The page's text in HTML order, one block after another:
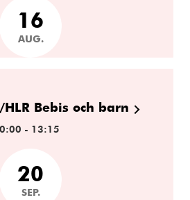
16
AUG.
Bebis och barn
- 13:15
20
SEP.